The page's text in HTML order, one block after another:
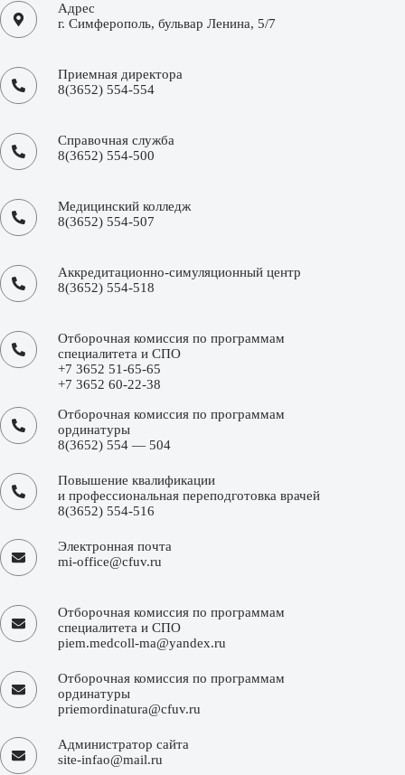
Адрес
г. Симферополь, бульвар Ленина, 5/7
Приемная директора
8(3652) 554-554
Справочная служба
8(3652) 554-500
Медицинский колледж
8(3652) 554-507
Аккредитационно-симуляционный центр
8(3652) 554-518
Отборочная комиссия по программам
специалитета и СПО
+7 3652 51-65-65
+7 3652 60-22-38
Отборочная комиссия по программам
ординатуры
8(3652) 554 — 504
Повышение квалификации
и профессиональная переподготовка врачей
8(3652) 554-516
Электронная почта
mi-office@cfuv.ru
Отборочная комиссия по программам
специалитета и СПО
piem.medcoll-ma@yandex.ru
Отборочная комиссия по программам
ординатуры
priemordinatura@cfuv.ru
Администратор сайта
site-infao@mail.ru